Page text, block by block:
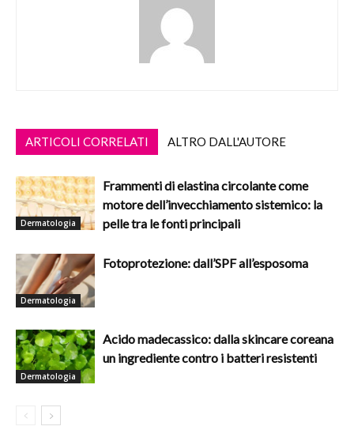
ARTICOLI CORRELATI ALTRO DALL'AUTORE
Dermatologia
Frammenti di elastina circolante come
motore dell’invecchiamento sistemico: la
pelle tra le fonti principali
Dermatologia
Fotoprotezione: dall’SPF all’esposoma
Dermatologia
Acido madecassico: dalla skincare coreana
un ingrediente contro i batteri resistenti